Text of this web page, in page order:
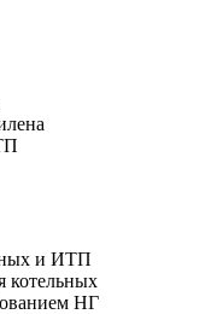
и ИТП
котельных
НГ